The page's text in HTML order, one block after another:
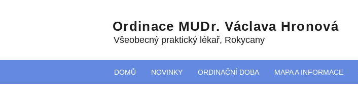
Ordinace MUDr. Václava Hronová
Všeobecný praktický lékař, Rokycany
DOMŮ NOVINKY ORDINAČNÍ DOBA MAPA A INFORMACE